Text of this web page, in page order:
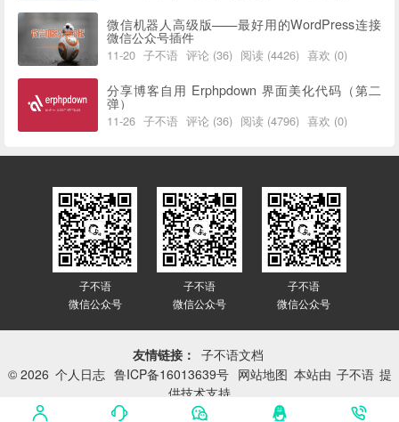
微信机器人高级版——最好用的WordPress连接
微信公众号插件
11-20 子不语 评论 (36) 阅读 (4426) 喜欢 (0)
分享博客自用 Erphpdown 界面美化代码（第二
弹）
11-26 子不语 评论 (36) 阅读 (4796) 喜欢 (0)
子不语
微信公众号
子不语
微信公众号
子不语
微信公众号
友情链接： 子不语文档
© 2026 个人日志 鲁ICP备16013639号 网站地图 本站由 子不语 提
供技术支持
网站已平稳运行：
3417天 14小时 25分 34秒